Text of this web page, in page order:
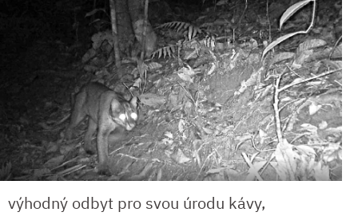
výhodný odbyt pro svou úrodu kávy,